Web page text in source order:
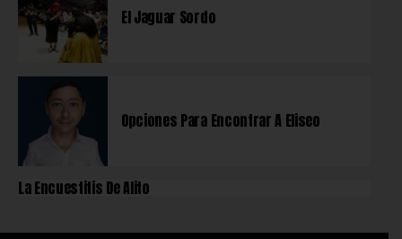
El Jaguar Sordo
Opciones Para Encontrar A Eliseo
La Encuestitis De Alito